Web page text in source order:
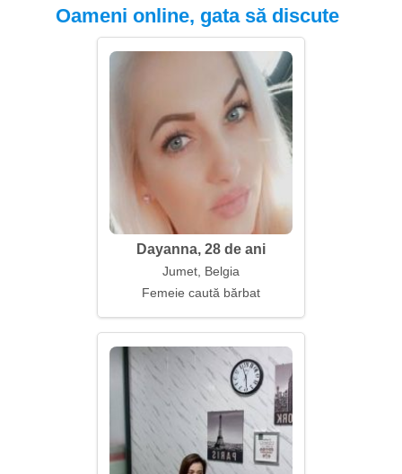
Oameni online, gata să discute
Dayanna, 28 de ani
Jumet, Belgia
Femeie caută bărbat